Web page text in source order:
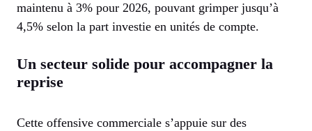
maintenu à 3% pour 2026, pouvant grimper jusqu’à
4,5% selon la part investie en unités de compte.
Un secteur solide pour accompagner la
reprise
Cette offensive commerciale s’appuie sur des